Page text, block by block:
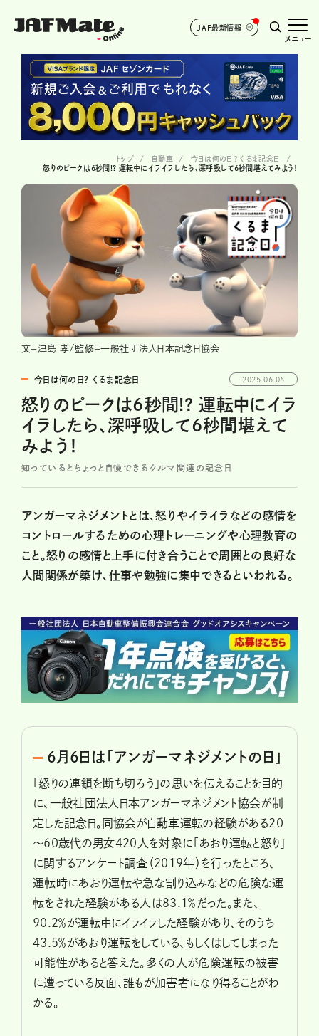
JAF最新情報
メニュー
トップ 自動車
今日は何の日？ くるま記念日
怒りのピークは6秒間!? 運転中にイライラしたら、深呼吸して6秒間堪えてみよう！
文=津島 孝/監修=一般社団法人日本記念日協会
今日は何の日？ くるま記念日 2025.06.06
怒りのピークは6秒間!? 運転中にイラ
イラしたら、深呼吸して6秒間堪えて
みよう！
知っているとちょっと自慢できるクルマ関連の記念日
アンガーマネジメントとは、怒りやイライラなどの感情を
コントロールするための心理トレーニングや心理教育の
こと。怒りの感情と上手に付き合うことで周囲との良好な
人間関係が築け、仕事や勉強に集中できるといわれる。
6月6日は「アンガーマネジメントの日」
「怒りの連鎖を断ち切ろう」の思いを伝えることを目的
に、一般社団法人日本アンガーマネジメント協会が制
定した記念日。同協会が自動車運転の経験がある20
～60歳代の男女420人を対象に「あおり運転と怒り」
に関するアンケート調査（2019年）を行ったところ、
運転時にあおり運転や急な割り込みなどの危険な運
転をされた経験がある人は83.1％だった。また、
90.2％が運転中にイライラした経験があり、そのうち
43.5％があおり運転をしている、もしくはしてしまった
可能性があると答えた。多くの人が危険運転の被害
に遭っている反面、誰もが加害者になり得ることがわ
かる。